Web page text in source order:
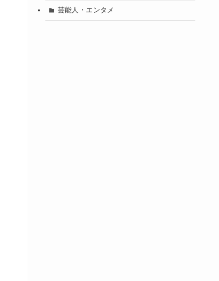
芸能人・エンタメ